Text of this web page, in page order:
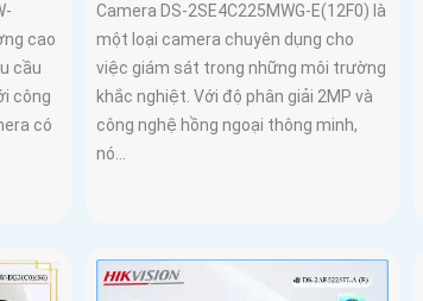
cao
cầu
công
có
Camera DS-2SE4C225MWG-E(12F0) là
một loại camera chuyên dụng cho
việc giám sát trong những môi trường
khắc nghiệt. Với độ phân giải 2MP và
công nghệ hồng ngoại thông minh,
nó...